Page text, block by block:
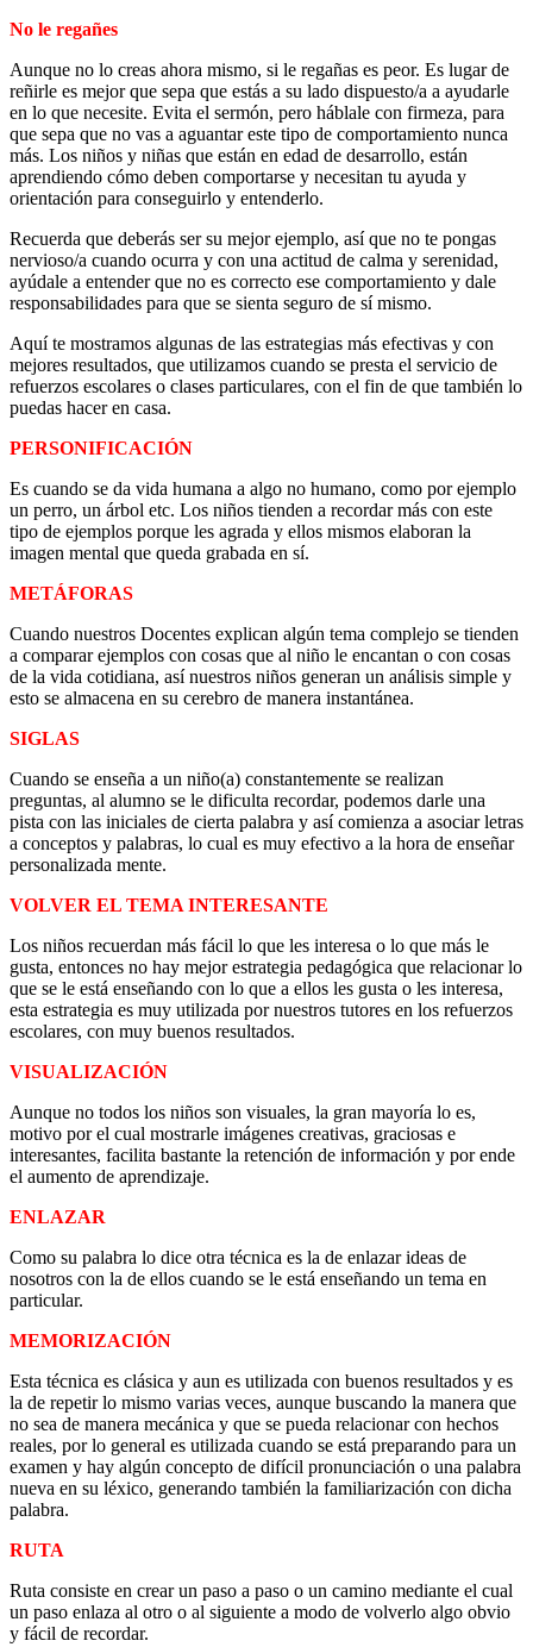
No le regañes
Aunque no lo creas ahora mismo, si le regañas es peor. Es lugar de
reñirle es mejor que sepa que estás a su lado dispuesto/a a ayudarle
en lo que necesite. Evita el sermón, pero háblale con firmeza, para
que sepa que no vas a aguantar este tipo de comportamiento nunca
más. Los niños y niñas que están en edad de desarrollo, están
aprendiendo cómo deben comportarse y necesitan tu ayuda y
orientación para conseguirlo y entenderlo.
Recuerda que deberás ser su mejor ejemplo, así que no te pongas
nervioso/a cuando ocurra y con una actitud de calma y serenidad,
ayúdale a entender que no es correcto ese comportamiento y dale
responsabilidades para que se sienta seguro de sí mismo.
Aquí te mostramos algunas de las estrategias más efectivas y con
mejores resultados, que utilizamos cuando se presta el servicio de
refuerzos escolares o clases particulares, con el fin de que también lo
puedas hacer en casa.
PERSONIFICACIÓN
Es cuando se da vida humana a algo no humano, como por ejemplo
un perro, un árbol etc. Los niños tienden a recordar más con este
tipo de ejemplos porque les agrada y ellos mismos elaboran la
imagen mental que queda grabada en sí.
METÁFORAS
Cuando nuestros Docentes explican algún tema complejo se tienden
a comparar ejemplos con cosas que al niño le encantan o con cosas
de la vida cotidiana, así nuestros niños generan un análisis simple y
esto se almacena en su cerebro de manera instantánea.
SIGLAS
Cuando se enseña a un niño(a) constantemente se realizan
preguntas, al alumno se le dificulta recordar, podemos darle una
pista con las iniciales de cierta palabra y así comienza a asociar letras
a conceptos y palabras, lo cual es muy efectivo a la hora de enseñar
personalizada mente.
VOLVER EL TEMA INTERESANTE
Los niños recuerdan más fácil lo que les interesa o lo que más le
gusta, entonces no hay mejor estrategia pedagógica que relacionar lo
que se le está enseñando con lo que a ellos les gusta o les interesa,
esta estrategia es muy utilizada por nuestros tutores en los refuerzos
escolares, con muy buenos resultados.
VISUALIZACIÓN
Aunque no todos los niños son visuales, la gran mayoría lo es,
motivo por el cual mostrarle imágenes creativas, graciosas e
interesantes, facilita bastante la retención de información y por ende
el aumento de aprendizaje.
ENLAZAR
Como su palabra lo dice otra técnica es la de enlazar ideas de
nosotros con la de ellos cuando se le está enseñando un tema en
particular.
MEMORIZACIÓN
Esta técnica es clásica y aun es utilizada con buenos resultados y es
la de repetir lo mismo varias veces, aunque buscando la manera que
no sea de manera mecánica y que se pueda relacionar con hechos
reales, por lo general es utilizada cuando se está preparando para un
examen y hay algún concepto de difícil pronunciación o una palabra
nueva en su léxico, generando también la familiarización con dicha
palabra.
RUTA
Ruta consiste en crear un paso a paso o un camino mediante el cual
un paso enlaza al otro o al siguiente a modo de volverlo algo obvio
y fácil de recordar.